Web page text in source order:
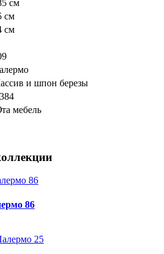
см
см
см
и шпон березы
мебель
86